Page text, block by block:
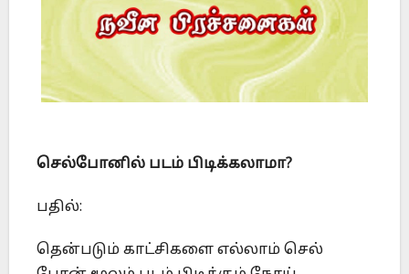
செல்போனில் படம் பிடிக்கலாமா?
பதில்:
தென்படும் காட்சிகளை எல்லாம் செல்